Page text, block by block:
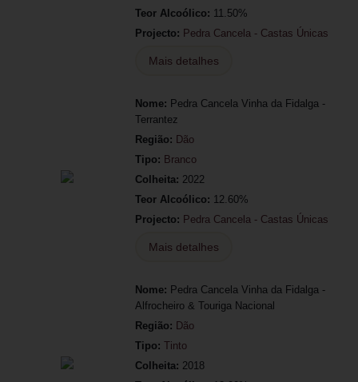
Teor Alcoólico: 11.50%
Projecto: Pedra Cancela - Castas Únicas
Mais detalhes
Nome: Pedra Cancela Vinha da Fidalga -
Terrantez
Região: Dão
Tipo: Branco
Colheita: 2022
Teor Alcoólico: 12.60%
Projecto: Pedra Cancela - Castas Únicas
Mais detalhes
Nome: Pedra Cancela Vinha da Fidalga -
Alfrocheiro & Touriga Nacional
Região: Dão
Tipo: Tinto
Colheita: 2018